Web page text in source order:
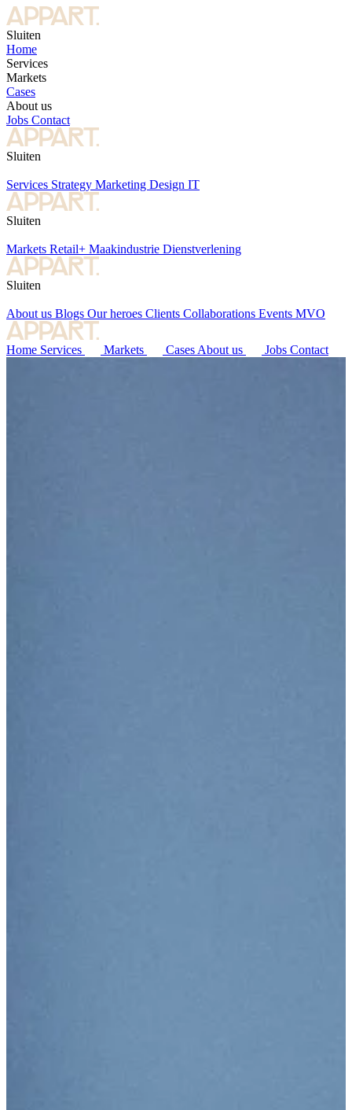
Sluiten
Home
Services
Markets
Cases
About us
Jobs Contact
Sluiten
Services Strategy Marketing Design IT
Sluiten
Markets Retail+ Maakindustrie Dienstverlening
Sluiten
About us Blogs Our heroes Clients Collaborations Events MVO
Home Services Markets Cases About us Jobs Contact